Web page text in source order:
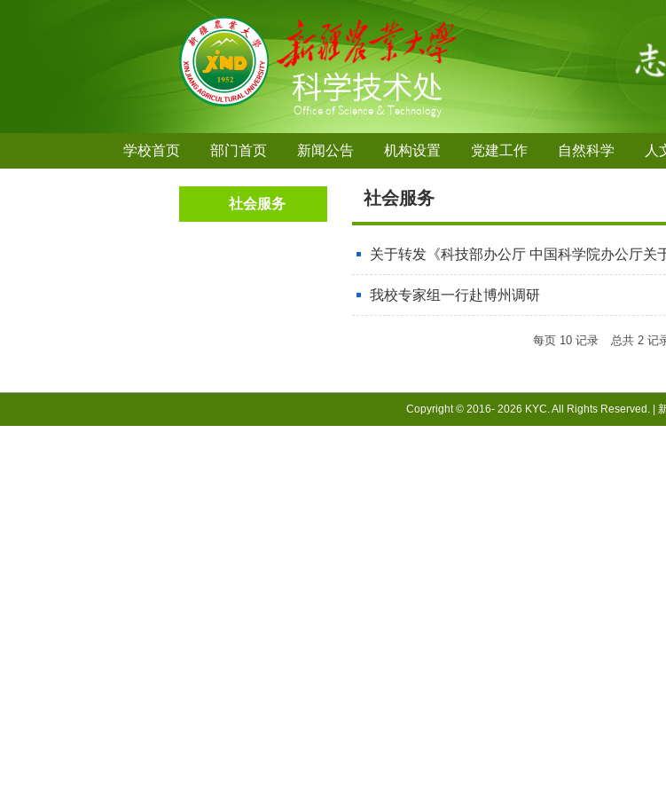
学校首页 部门首页 新闻公告 机构设置 党建工作 自然科学 人
社会服务 社会服务
关于转发《科技部办公厅 中国科学院办公厅关
我校专家组一行赴博州调研
每页 10 记录 总共 2 记
Copyright © 2016- 2026 KYC. All Rights Reserved. |